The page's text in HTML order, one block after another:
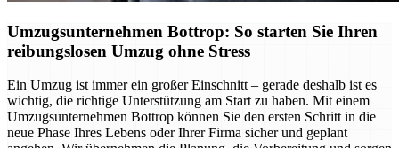
Umzugsunternehmen Bottrop: So starten Sie Ihren
reibungslosen Umzug ohne Stress
Ein Umzug ist immer ein großer Einschnitt – gerade deshalb ist es
wichtig, die richtige Unterstützung am Start zu haben. Mit einem
Umzugsunternehmen Bottrop können Sie den ersten Schritt in die
neue Phase Ihres Lebens oder Ihrer Firma sicher und geplant